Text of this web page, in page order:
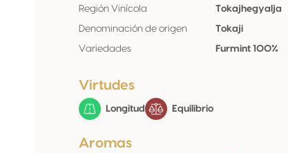
Región Vinícola Tokajhegyalja
Denominación de origen Tokaji
Variedades Furmint 100%
Virtudes
Longitud Equilibrio
Aromas